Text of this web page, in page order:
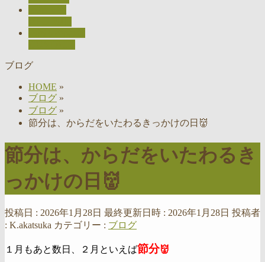
ブログ
HOME »
ブログ »
ブログ »
節分は、からだをいたわるきっかけの日👹
節分は、からだをいたわるき
っかけの日👹
投稿日 : 2026年1月28日 最終更新日時 : 2026年1月28日 投稿者
: K.akatsuka カテゴリー : ブログ
１月もあと数日、２月といえば節分👹